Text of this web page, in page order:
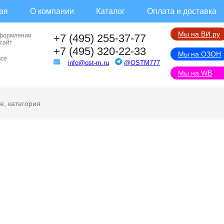
О компании Каталог Оплата и доставка
+7 (495) 255-37-77
+7 (495) 320-22-33
info@ost-m.ru @OSTM777
Мы на ВИ.ру
Мы на ОЗОН
Мы на WB